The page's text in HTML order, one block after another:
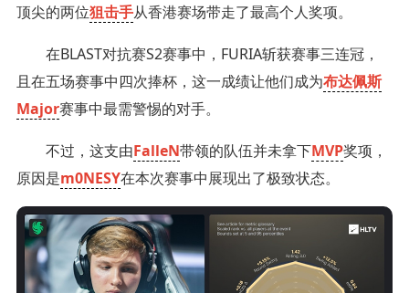
顶尖的两位狙击手从香港赛场带走了最高个人奖项。
在BLAST对抗赛S2赛事中，FURIA斩获赛事三连冠，
且在五场赛事中四次捧杯，这一成绩让他们成为布达佩斯
Major赛事中最需警惕的对手。
不过，这支由FalleN带领的队伍并未拿下MVP奖项，
原因是m0NESY在本次赛事中展现出了极致状态。